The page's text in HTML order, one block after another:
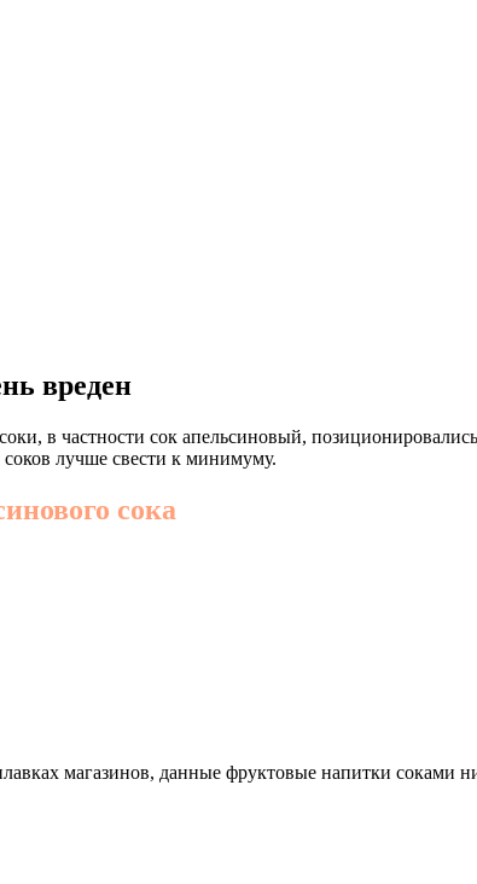
вреден
в частности сок апельсиновый,
лучше свести к минимуму.
сока
магазинов, данные фруктовые напитки соками